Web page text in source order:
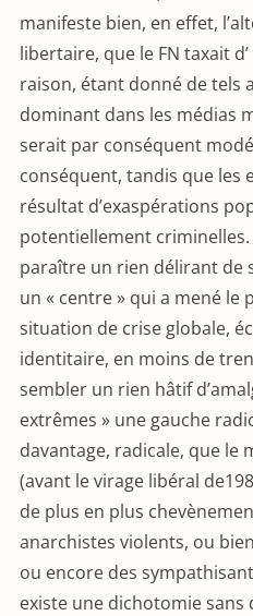
manifeste bien, en effet,
libertaire, que le FN taxait
raison, étant donné de tels
dominant dans les médias
serait par conséquent
conséquent, tandis que les
résultat d’exaspérations
potentiellement
paraître un rien délirant de
un « centre » qui a mené le
situation de crise globale,
identitaire, en moins de
sembler un rien hâtif
extrêmes » une gauche
davantage, radicale, que le
(avant le virage libéral
de plus en plus
anarchistes violents, ou
ou encore des
existe une dichotomie